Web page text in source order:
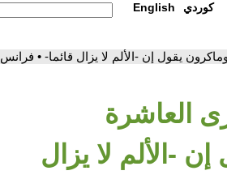
English كوردي
يقول إن -الألم لا يزال قائما- • فرانس 24
العاشرة
-الألم لا يزال